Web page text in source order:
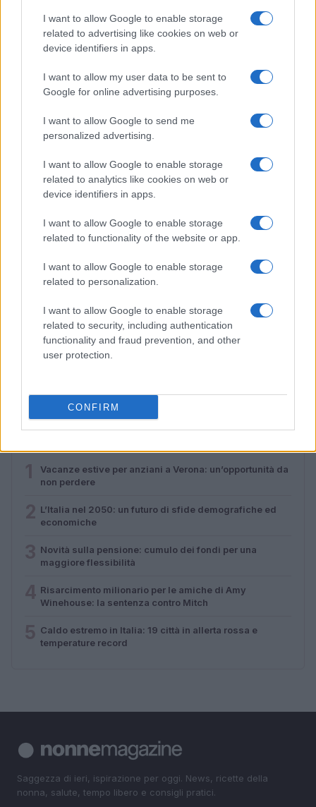
I want to allow Google to enable storage
related to advertising like cookies on web or
device identifiers in apps.
I want to allow my user data to be sent to
Google for online advertising purposes.
I want to allow Google to send me
personalized advertising.
I want to allow Google to enable storage
related to analytics like cookies on web or
device identifiers in apps.
I want to allow Google to enable storage
related to functionality of the website or app.
I want to allow Google to enable storage
related to personalization.
I want to allow Google to enable storage
related to security, including authentication
functionality and fraud prevention, and other
user protection.
CONFIRM
Luca Bellini · 1 Ago 2026
Risarcimento milionario per le amiche di Amy
Winehouse: la sentenza contro Mitch
Vacanze estive per anziani a Verona: un’opportunità da
non perdere
L’Italia nel 2050: un futuro di sfide demografiche ed
economiche
Novità sulla pensione: cumulo dei fondi per una
maggiore flessibilità
Risarcimento milionario per le amiche di Amy
Winehouse: la sentenza contro Mitch
Caldo estremo in Italia: 19 città in allerta rossa e
temperature record
Saggezza di ieri, ispirazione per oggi. News, ricette della
nonna, salute, tempo libero e consigli pratici.